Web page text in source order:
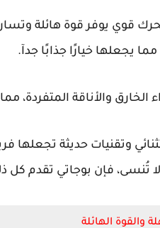
يجعلها خيارًا جذابًا جدآ.
الخارق والأناقة المتفردة،
وتقنيات حديثة
لا تُنسى، فإن بوجاتي تقدم كل
والقوة الهائلة